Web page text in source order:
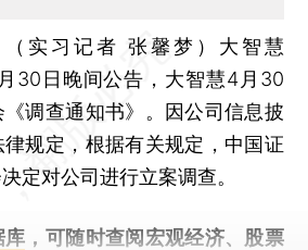
（实习记者 张馨梦） 大智慧
30日晚间公告，大智慧4月30
调查通知书》。因公司信息披
规定，根据有关规定，中国证
定对公司进行立案调查。
库 ，可随时查阅宏观经济、股票